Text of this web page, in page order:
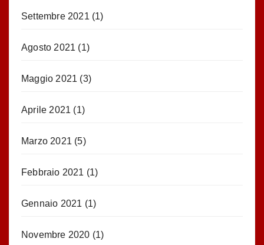
Settembre 2021 (1)
Agosto 2021 (1)
Maggio 2021 (3)
Aprile 2021 (1)
Marzo 2021 (5)
Febbraio 2021 (1)
Gennaio 2021 (1)
Novembre 2020 (1)